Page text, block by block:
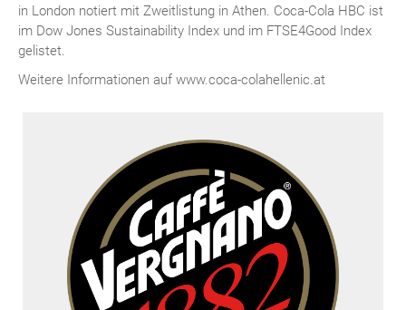
in London notiert mit Zweitlistung in Athen. Coca-Cola HBC ist
im Dow Jones Sustainability Index und im FTSE4Good Index
gelistet.
Weitere Informationen auf www.coca-colahellenic.at